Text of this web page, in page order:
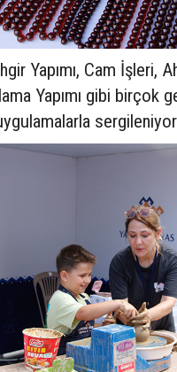
Yapımı, Cam İşleri,
Yapımı gibi birçok